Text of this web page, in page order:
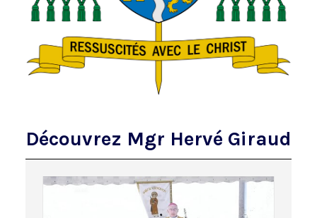
Découvrez Mgr Hervé Giraud